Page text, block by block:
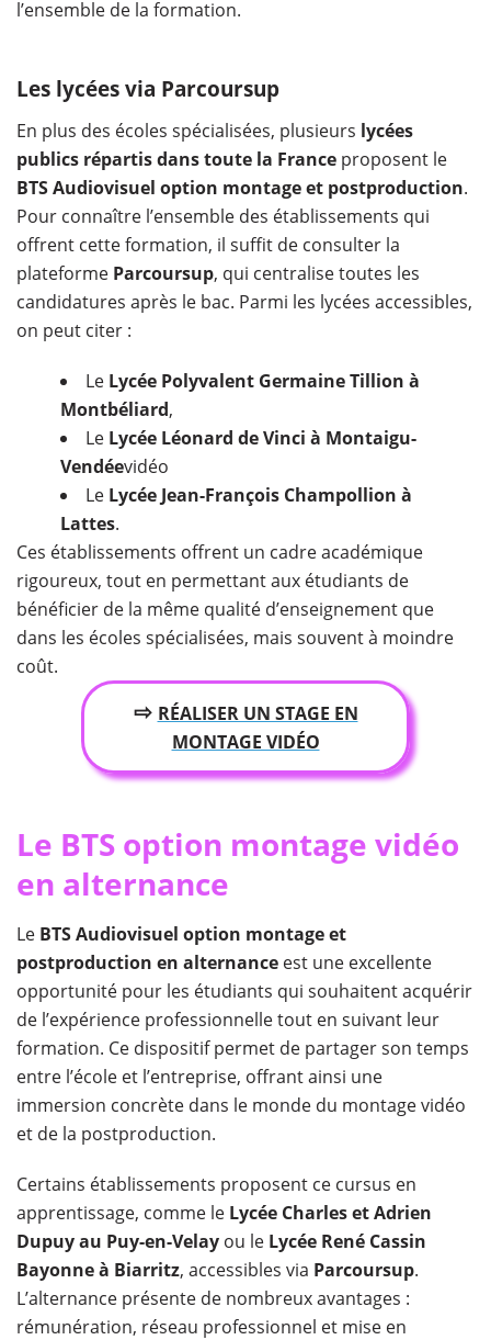
l’ensemble de la formation.
Les lycées via Parcoursup
En plus des écoles spécialisées, plusieurs lycées
publics répartis dans toute la France proposent le
BTS Audiovisuel option montage et postproduction.
Pour connaître l’ensemble des établissements qui
offrent cette formation, il suffit de consulter la
plateforme Parcoursup, qui centralise toutes les
candidatures après le bac. Parmi les lycées accessibles,
on peut citer :
Le Lycée Polyvalent Germaine Tillion à
Montbéliard,
Le Lycée Léonard de Vinci à Montaigu-
Vendéevidéo
Le Lycée Jean-François Champollion à
Lattes.
Ces établissements offrent un cadre académique
rigoureux, tout en permettant aux étudiants de
bénéficier de la même qualité d’enseignement que
dans les écoles spécialisées, mais souvent à moindre
coût.
⇨ RÉALISER UN STAGE EN
MONTAGE VIDÉO
Le BTS option montage vidéo
en alternance
Le BTS Audiovisuel option montage et
postproduction en alternance est une excellente
opportunité pour les étudiants qui souhaitent acquérir
de l’expérience professionnelle tout en suivant leur
formation. Ce dispositif permet de partager son temps
entre l’école et l’entreprise, offrant ainsi une
immersion concrète dans le monde du montage vidéo
et de la postproduction.
Certains établissements proposent ce cursus en
apprentissage, comme le Lycée Charles et Adrien
Dupuy au Puy-en-Velay ou le Lycée René Cassin
Bayonne à Biarritz, accessibles via Parcoursup.
L’alternance présente de nombreux avantages :
rémunération, réseau professionnel et mise en